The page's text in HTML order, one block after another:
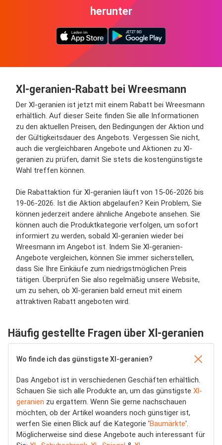
herunter
Xl-geranien-Rabatt bei Wreesmann
Der Xl-geranien ist jetzt mit einem Rabatt bei Wreesmann
erhältlich. Auf dieser Seite finden Sie alle Informationen
zu den aktuellen Preisen, den Bedingungen der Aktion und
der Gültigkeitsdauer des Angebots. Vergessen Sie nicht,
auch die vergleichbaren Angebote und Aktionen zu Xl-
geranien zu prüfen, damit Sie stets die kostengünstigste
Wahl treffen können.
Die Rabattaktion für Xl-geranien läuft von 15-06-2026 bis
19-06-2026. Ist die Aktion abgelaufen? Kein Problem, Sie
können jederzeit andere ähnliche Angebote ansehen. Sie
können auch die Produktkategorie verfolgen, um sofort
informiert zu werden, sobald Xl-geranien wieder bei
Wreesmann im Angebot ist. Indem Sie Xl-geranien-
Angebote vergleichen, können Sie immer sicherstellen,
dass Sie Ihre Einkäufe zum niedrigstmöglichen Preis
tätigen. Überprüfen Sie also regelmäßig unsere Website,
um zu sehen, ob Xl-geranien bald erneut mit einem
attraktiven Rabatt angeboten wird.
Häufig gestellte Fragen über Xl-geranien
Wo finde ich das günstigste Xl-geranien?
Das Angebot ist in verschiedenen Geschäften erhältlich.
Schauen Sie sich alle Produkte an, um das günstigste Xl-
geranien zu ergattern. Wenn Sie gerne nachschauen
möchten, ob der Artikel woanders noch günstiger ist,
werfen Sie einen Blick auf die Kategorie 'Baumärkte'.
Möglicherweise sind diese Angebote auch interessant für